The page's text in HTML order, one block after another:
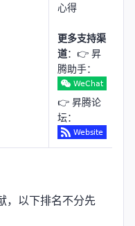
心得
更多支持渠
道：👉 昇
腾助手：
👉 昇腾论
坛：
，以下排名不分先